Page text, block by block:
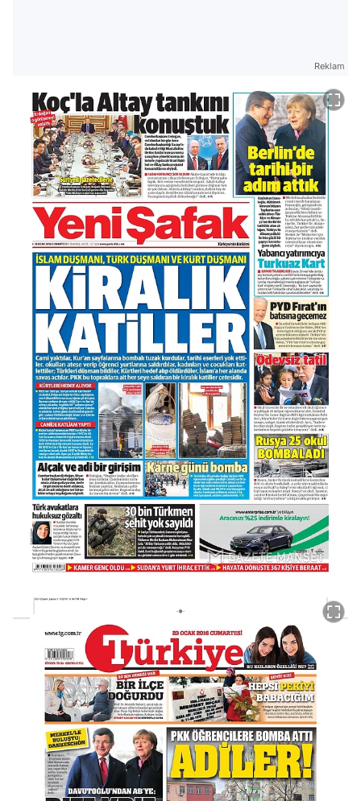
Reklam